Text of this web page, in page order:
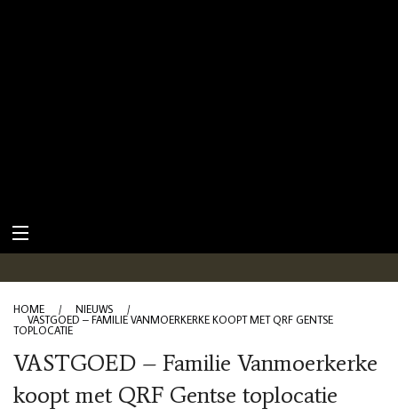
HOME / NIEUWS
/
VASTGOED – FAMILIE VANMOERKERKE KOOPT MET QRF GENTSE
TOPLOCATIE
VASTGOED – Familie Vanmoerkerke
koopt met QRF Gentse toplocatie